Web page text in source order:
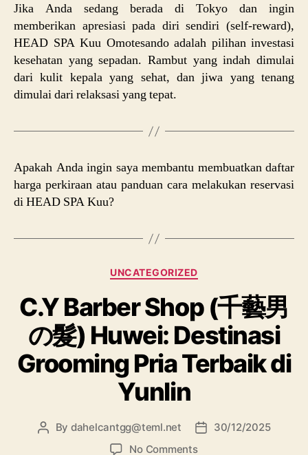
Jika Anda sedang berada di Tokyo dan ingin
memberikan apresiasi pada diri sendiri (self-reward),
HEAD SPA Kuu Omotesando adalah pilihan investasi
kesehatan yang sepadan. Rambut yang indah dimulai
dari kulit kepala yang sehat, dan jiwa yang tenang
dimulai dari relaksasi yang tepat.
Apakah Anda ingin saya membantu membuatkan daftar
harga perkiraan atau panduan cara melakukan reservasi
di HEAD SPA Kuu?
UNCATEGORIZED
C.Y Barber Shop (千藝男
の髮) Huwei: Destinasi
Grooming Pria Terbaik di
Yunlin
By dahelcantgg@teml.net
30/12/2025
No Comments